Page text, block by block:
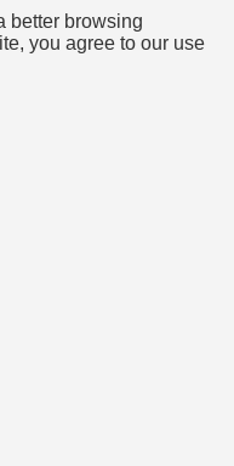
better browsing
you agree to our use